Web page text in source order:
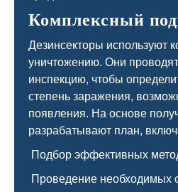
Комплексный
Дезинсекторы используют
уничтожению. Они
инспекцию, чтобы
степень заражения,
появления. На основе
разрабатывают план,
Подбор эффективных
Проведение необходимых